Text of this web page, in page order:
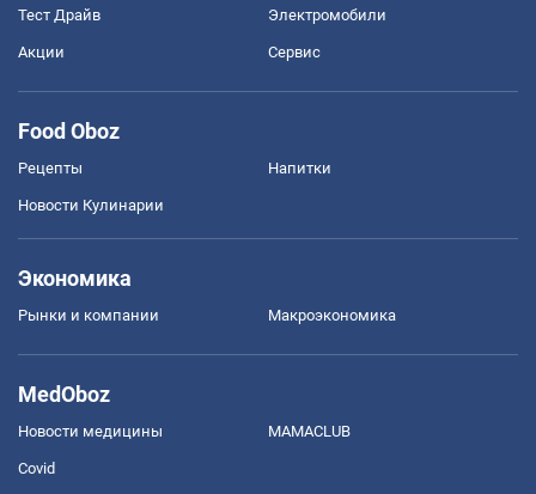
Тест Драйв Электромобили
Акции Сервис
Food Oboz
Рецепты Напитки
Новости Кулинарии
Экономика
Рынки и компании Mакроэкономика
MedOboz
Новости медицины MAMACLUB
Covid